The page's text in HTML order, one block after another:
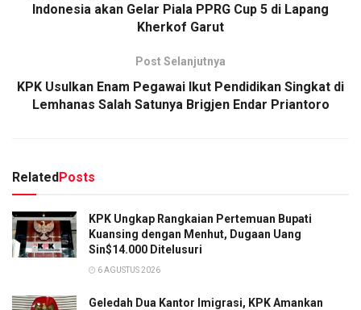
Indonesia akan Gelar Piala PPRG Cup 5 di Lapang
Kherkof Garut
Post Selanjutnya
KPK Usulkan Enam Pegawai Ikut Pendidikan Singkat di
Lemhanas Salah Satunya Brigjen Endar Priantoro
RelatedPosts
KPK Ungkap Rangkaian Pertemuan Bupati
Kuansing dengan Menhut, Dugaan Uang
Sin$14.000 Ditelusuri
6 AGUSTUS 2026
Geledah Dua Kantor Imigrasi, KPK Amankan